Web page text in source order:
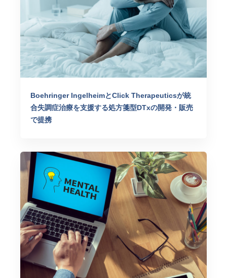
Boehringer IngelheimとClick Therapeuticsが統
合失調症治療を支援する処方箋型DTxの開発・販売
で提携